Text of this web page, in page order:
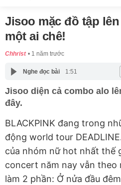
Jisoo mặc đồ tập
một ai chê!
Chhrist 1 năm trước
Nghe đọc bài 1:51
Jisoo diện cả combo alo
đây.
BLACKPINK đang trong
động world tour
của nhóm nữ hot nhất thế
concert năm nay vẫn
làm 2 phần: Ở nửa đầu